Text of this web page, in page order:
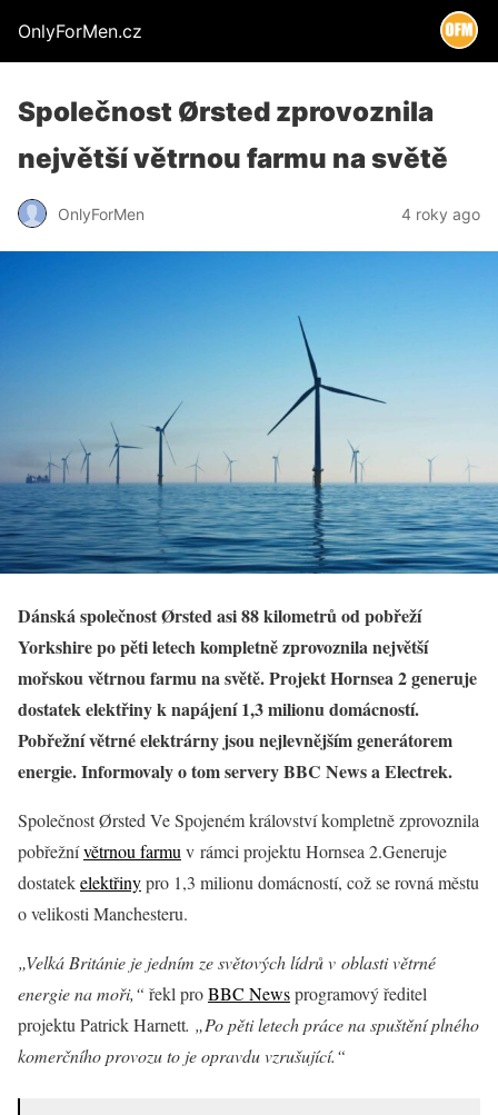
OnlyForMen.cz
Společnost Ørsted zprovoznila
největší větrnou farmu na světě
OnlyForMen 4 roky ago
Dánská společnost Ørsted asi 88 kilometrů od pobřeží
Yorkshire po pěti letech kompletně zprovoznila největší
mořskou větrnou farmu na světě. Projekt Hornsea 2 generuje
dostatek elektřiny k napájení 1,3 milionu domácností.
Pobřežní větrné elektrárny jsou nejlevnějším generátorem
energie. Informovaly o tom servery BBC News a Electrek.
Společnost Ørsted Ve Spojeném království kompletně zprovoznila
pobřežnívětrnou farmuv rámci projektu Hornsea 2.Generuje
dostatekelektřinypro 1,3 milionu domácností, což se rovná městu
o velikosti Manchesteru.
„Velká Británie je jedním ze světových lídrů v oblasti větrné
energie na moři,“ řekl proBBC Newsprogramový ředitel
projektu Patrick Harnett. „Po pěti letech práce na spuštění plného
komerčního provozu to je opravdu vzrušující.“